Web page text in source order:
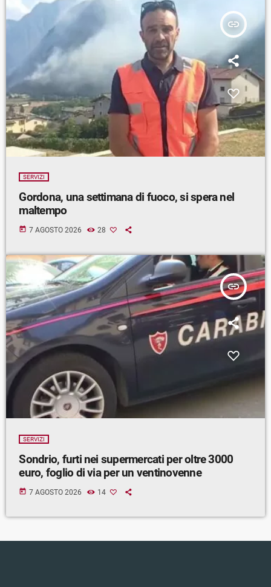
insert_link
SERVIZI
Gordona, una settimana di fuoco, si spera nel
maltempo
today 7 AGOSTO 2026 28
insert_link
SERVIZI
Sondrio, furti nei supermercati per oltre 3000
euro, foglio di via per un ventinovenne
today 7 AGOSTO 2026 14